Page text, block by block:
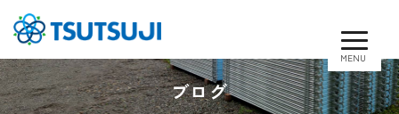
MENU
ブログ